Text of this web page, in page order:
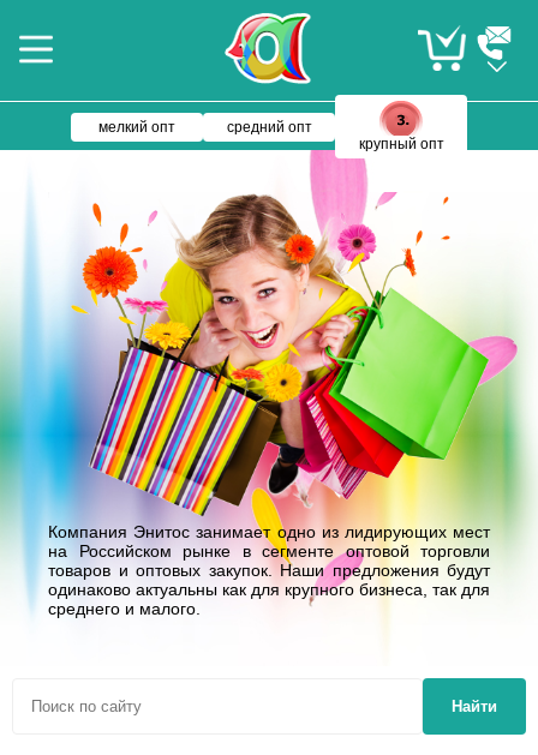
мелкий опт
средний опт
крупный опт
Компания Энитос занимает одно из лидирующих мест
на Российском рынке в сегменте оптовой торговли
товаров и оптовых закупок. Наши предложения будут
одинаково актуальны как для крупного бизнеса, так для
среднего и малого.
Найти